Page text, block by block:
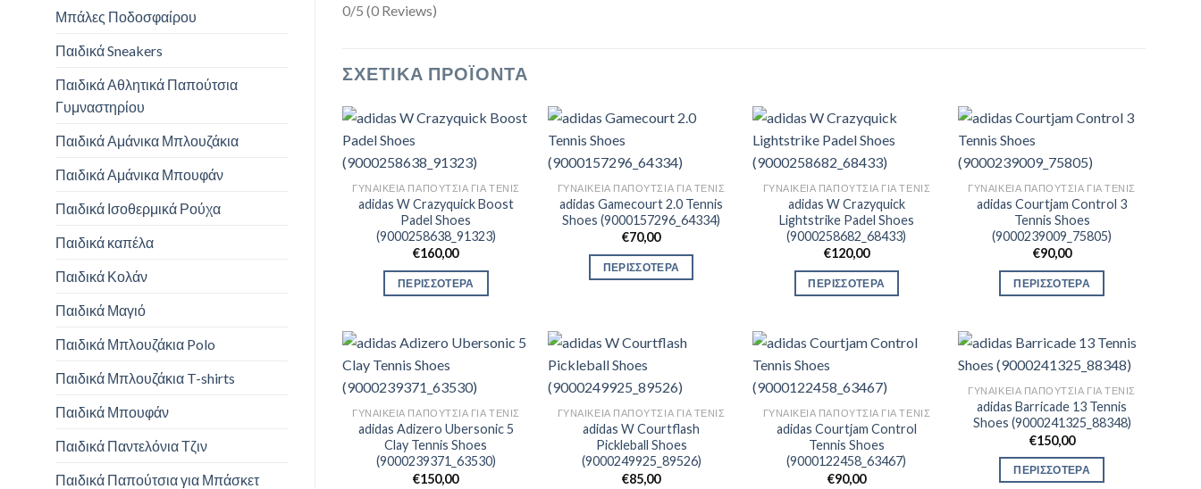
Μπάλες Ποδοσφαίρου
Παιδικά Sneakers
Παιδικά Αθλητικά Παπούτσια
Γυμναστηρίου
Παιδικά Αμάνικα Μπλουζάκια
Παιδικά Αμάνικα Μπουφάν
Παιδικά Ισοθερμικά Ρούχα
Παιδικά καπέλα
Παιδικά Κολάν
Παιδικά Μαγιό
Παιδικά Μπλουζάκια Polo
Παιδικά Μπλουζάκια T-shirts
Παιδικά Μπουφάν
Παιδικά Παντελόνια Τζιν
Παιδικά Παπούτσια για Μπάσκετ
0/5 (0 Reviews)
ΣΧΕΤΙΚΆ ΠΡΟΪΌΝΤΑ
ΓΥΝΑΙΚΕΊΑ ΠΑΠΟΎΤΣΙΑ ΓΙΑ ΤΕΝΙΣ
adidas W Crazyquick Boost
Padel Shoes
(9000258638_91323)
€160,00
ΠΕΡΙΣΣΟΤΕΡΑ
ΓΥΝΑΙΚΕΊΑ ΠΑΠΟΎΤΣΙΑ ΓΙΑ ΤΕΝΙΣ
adidas Gamecourt 2.0 Tennis
Shoes (9000157296_64334)
€70,00
ΠΕΡΙΣΣΟΤΕΡΑ
ΓΥΝΑΙΚΕΊΑ ΠΑΠΟΎΤΣΙΑ ΓΙΑ ΤΕΝΙΣ
adidas W Crazyquick
Lightstrike Padel Shoes
(9000258682_68433)
€120,00
ΠΕΡΙΣΣΟΤΕΡΑ
ΓΥΝΑΙΚΕΊΑ ΠΑΠΟΎΤΣΙΑ ΓΙΑ ΤΕΝΙΣ
adidas Courtjam Control 3
Tennis Shoes
(9000239009_75805)
€90,00
ΠΕΡΙΣΣΟΤΕΡΑ
ΓΥΝΑΙΚΕΊΑ ΠΑΠΟΎΤΣΙΑ ΓΙΑ ΤΕΝΙΣ
adidas Adizero Ubersonic 5
Clay Tennis Shoes
(9000239371_63530)
€150,00
ΓΥΝΑΙΚΕΊΑ ΠΑΠΟΎΤΣΙΑ ΓΙΑ ΤΕΝΙΣ
adidas W Courtflash
Pickleball Shoes
(9000249925_89526)
€85,00
ΓΥΝΑΙΚΕΊΑ ΠΑΠΟΎΤΣΙΑ ΓΙΑ ΤΕΝΙΣ
adidas Courtjam Control
Tennis Shoes
(9000122458_63467)
€90,00
ΓΥΝΑΙΚΕΊΑ ΠΑΠΟΎΤΣΙΑ ΓΙΑ ΤΕΝΙΣ
adidas Barricade 13 Tennis
Shoes (9000241325_88348)
€150,00
ΠΕΡΙΣΣΟΤΕΡΑ